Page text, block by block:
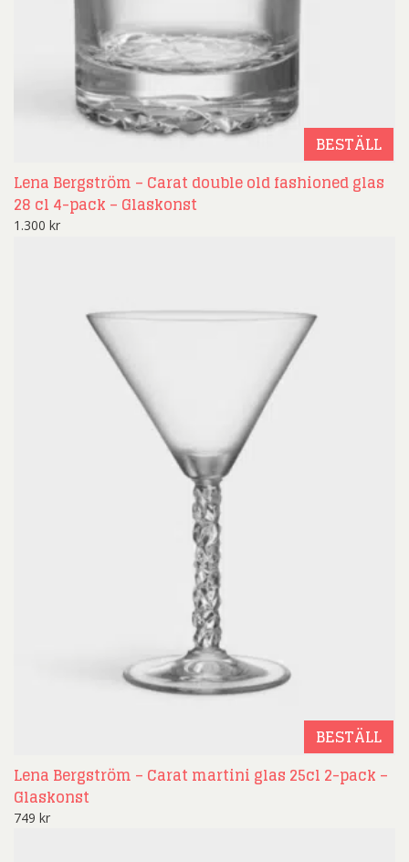
BESTÄLL
Lena Bergström – Carat double old fashioned glas
28 cl 4-pack – Glaskonst
1.300 kr
BESTÄLL
Lena Bergström – Carat martini glas 25cl 2-pack –
Glaskonst
749 kr